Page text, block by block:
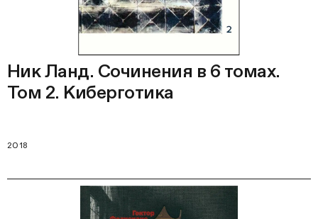
Ник Ланд. Сочинения в 6 томах.
Том 2. Киберготика
2018